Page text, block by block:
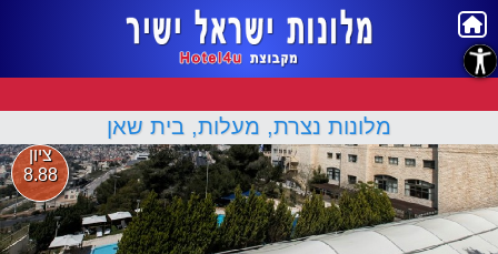
מלונות נצרת, מעלות, בית שאן
ציון
8.88
נגישות